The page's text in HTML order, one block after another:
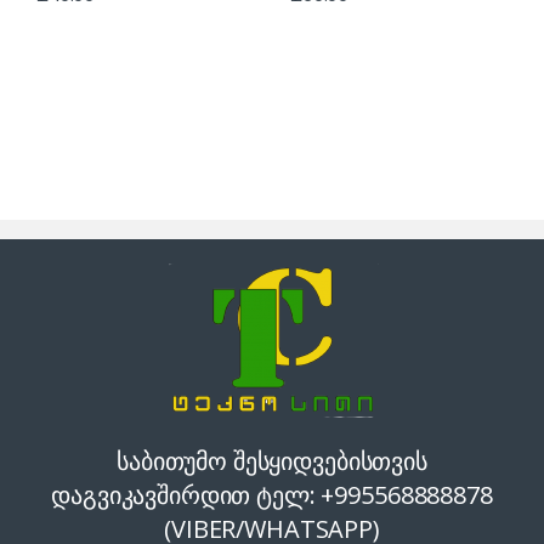
საბითუმო შესყიდვებისთვის
დაგვიკავშირდით ტელ: +995568888878
(VIBER/WHATSAPP)